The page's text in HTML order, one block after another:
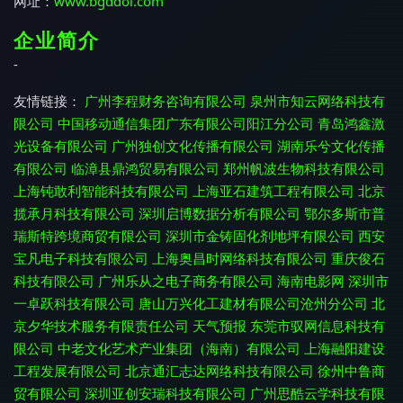
企业简介
-
友情链接： 广州李程财务咨询有限公司 泉州市知云网络科技有
限公司 中国移动通信集团广东有限公司阳江分公司 青岛鸿鑫激
光设备有限公司 广州独创文化传播有限公司 湖南乐兮文化传播
有限公司 临漳县鼎鸿贸易有限公司 郑州帆波生物科技有限公司
上海钝敢利智能科技有限公司 上海亚石建筑工程有限公司 北京
揽承月科技有限公司 深圳启博数据分析有限公司 鄂尔多斯市普
瑞斯特跨境商贸有限公司 深圳市金铸固化剂地坪有限公司 西安
宝凡电子科技有限公司 上海奥昌时网络科技有限公司 重庆俊石
科技有限公司 广州乐从之电子商务有限公司 海南电影网 深圳市
一卓跃科技有限公司 唐山万兴化工建材有限公司沧州分公司 北
京夕华技术服务有限责任公司 天气预报 东莞市驭网信息科技有
限公司 中老文化艺术产业集团（海南）有限公司 上海融阳建设
工程发展有限公司 北京通汇志达网络科技有限公司 徐州中鲁商
贸有限公司 深圳亚创安瑞科技有限公司 广州思酷云学科技有限